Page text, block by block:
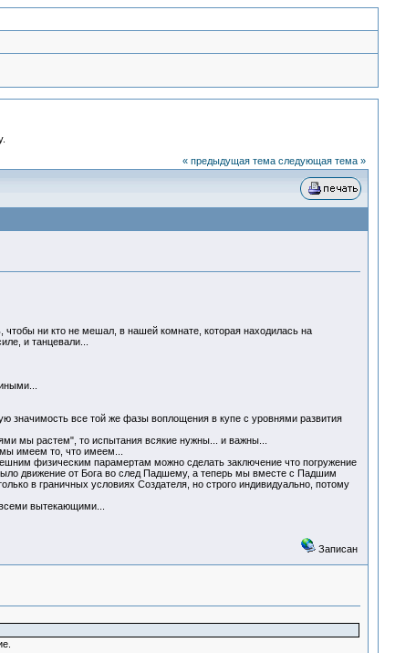
« предыдущая тема следующая тема »
чтобы ни кто не мешал, в нашей комнате, которая находилась на
и танцевали...
значимость все той же фазы воплощения в купе с уровнями развития
мы растем", то испытания всякие нужны... и важны...
мы имеем то, что имеем...
физическим парамертам можно сделать заключение что погружение
движение от Бога во след Падшему, а теперь мы вместе с Падшим
в граничных условиях Создателя, но строго индивидуально, потому
вытекающими...
Записан